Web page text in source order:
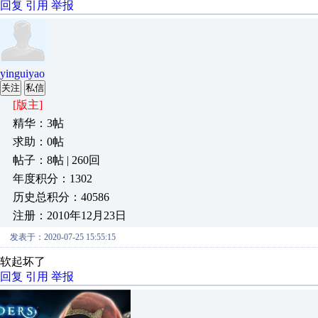
回复 引用 举报
yinguiyao
关注 私信
[版主]
精华：3帖
求助：0帖
帖子：8帖 | 260回
年度积分：1302
历史总积分：40586
注册：2010年12月23日
发表于：2020-07-25 15:55:15
软起坏了
回复 引用 举报